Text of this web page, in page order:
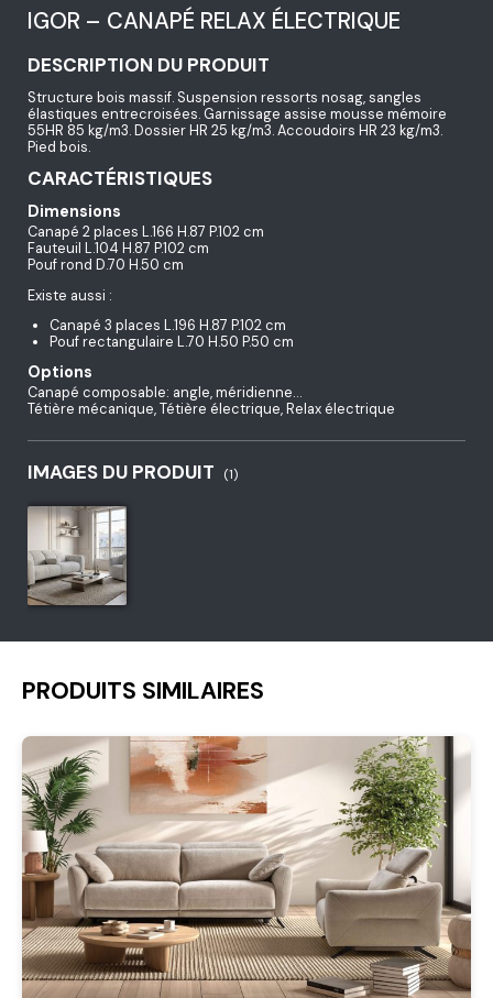
IGOR – CANAPÉ RELAX ÉLECTRIQUE
DESCRIPTION DU PRODUIT
Structure bois massif. Suspension ressorts nosag, sangles
élastiques entrecroisées. Garnissage assise mousse mémoire
55HR 85 kg/m3. Dossier HR 25 kg/m3. Accoudoirs HR 23 kg/m3.
Pied bois.
CARACTÉRISTIQUES
Dimensions
Canapé 2 places L.166 H.87 P.102 cm
Fauteuil L.104 H.87 P.102 cm
Pouf rond D.70 H.50 cm
Existe aussi :
Canapé 3 places L.196 H.87 P.102 cm
Pouf rectangulaire L.70 H.50 P.50 cm
Options
Canapé composable: angle, méridienne…
Tétière mécanique, Tétière électrique, Relax électrique
IMAGES DU PRODUIT (1)
PRODUITS SIMILAIRES